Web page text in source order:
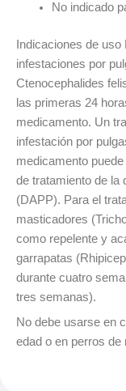
No indicado
Indicaciones de
infestaciones por
Ctenocephalides
las primeras 24
medicamento. Un
infestación por
medicamento
de tratamiento de la
(DAPP). Para el
masticadores
como repelente y
garrapatas
durante cuatro
tres semanas).
No debe usarse en
edad o en perros de